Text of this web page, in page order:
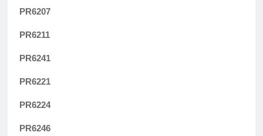
PR6207
PR6211
PR6241
PR6221
PR6224
PR6246